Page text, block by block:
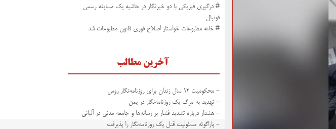
# درگیری فیزیکی با دو خبرنگار در حاشیه یک مسابقه رسمی
فوتبال
# خانه مطبوعات خواستار اصلاح فوری قانون مطبوعات شد
آخرین مطالب
- محکومیت ۱۲ سال زندان برای روزنامه‌نگار روس
- تهدید به مرگ یک روزنامه‌نگار در یمن
- هشدار درباره تشدید فشار بر رسانه‌ها و جامعه مدنی در آلبانی
- پاراگوئه مسئولیت قتل یک روزنامه‌نگار را پذیرفت